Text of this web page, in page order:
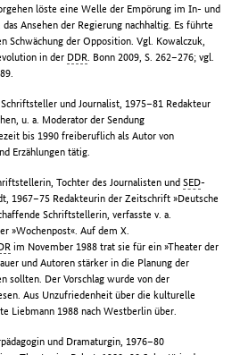
löste eine Welle der Empörung im In- und
Ansehen der Regierung nachhaltig. Es führte
Schwächung der Opposition. Vgl. Kowalczuk,
in der DDR . Bonn 2009, S. 262–276; vgl.
und Journalist, 1975–81 Redakteur
u. a. Moderator der Sendung
bis 1990 freiberuflich als Autor von
Erzählungen tätig.
Tochter des Journalisten undSED-
1967–75 Redakteurin der Zeitschrift »Deutsche
Schriftstellerin, verfasste v. a.
»Wochenpost«. Auf dem X.
im November 1988 trat sie für ein »Theater der
und Autoren stärker in die Planung der
sollten. Der Vorschlag wurde von der
Aus Unzufriedenheit über die kulturelle
Liebmann 1988 nach Westberlin über.
und Dramaturgin, 1976–80